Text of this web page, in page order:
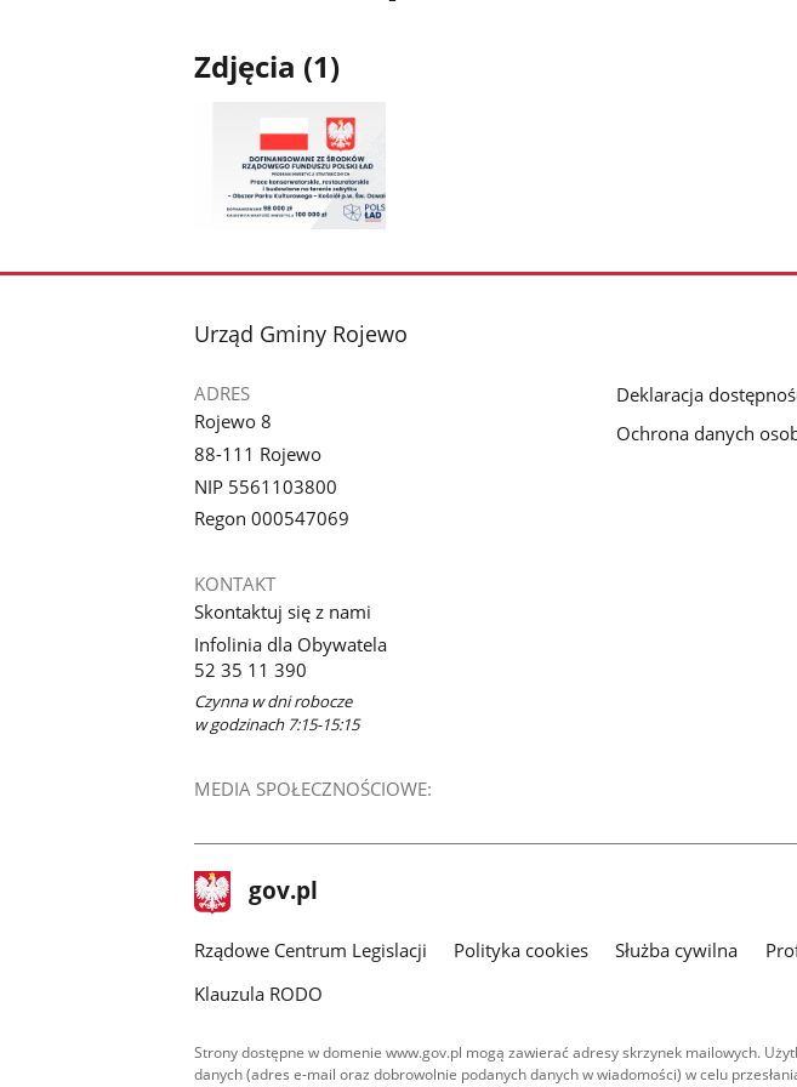
Zdjęcia (1)
galerii.
stopka
Urząd Gminy Rojewo
ADRES
Rojewo 8
88-111 Rojewo
NIP 5561103800
Regon 000547069
KONTAKT
Skontaktuj się z nami
Infolinia dla Obywatela
52 35 11 390
Czynna w dni robocze
w godzinach 7:15-15:15
MEDIA SPOŁECZNOŚCIOWE:
Deklaracja
Ochrona danych
stopka
gov.pl Strona
gov.pl
Rządowe Centrum Legislacji Polityka cookies Służba cywilna
Klauzula RODO
Strony dostępne w domenie www.gov.pl mogą zawierać adresy skrzynek mailowych.
danych (adres e-mail oraz dobrowolnie podanych danych w wiadomości) w celu